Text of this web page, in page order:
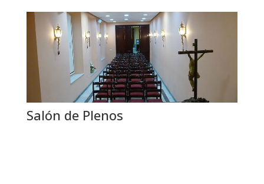
Salón de Plenos